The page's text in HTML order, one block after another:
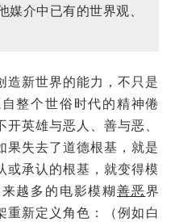
介中已有的世界观、
造新世界的能力，不只是
整个世俗时代的精神倦
英雄与恶人、善与恶、
果失去了道德根基，就是
或承认的根基，就变得模
越多的电影模糊善恶界
重新定义角色：（例如白